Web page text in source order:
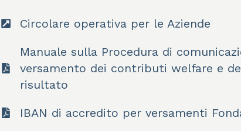
Circolare operativa per le Aziende
Manuale sulla Procedura di
versamento dei contributi welfare e
risultato
IBAN di accredito per versamenti